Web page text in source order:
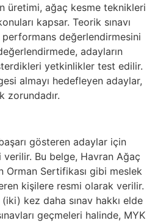
üretimi, ağaç kesme teknikleri
kapsar. Teorik sınavı
değerlendirmesini
adayların
yetkinlikler test edilir.
almayı hedefleyen adaylar,
zorundadır.
gösteren adaylar için
Bu belge, Havran Ağaç
Orman Sertifikası gibi meslek
kişilere resmi olarak verilir.
(iki) kez daha sınav hakkı elde
geçmeleri halinde, MYK